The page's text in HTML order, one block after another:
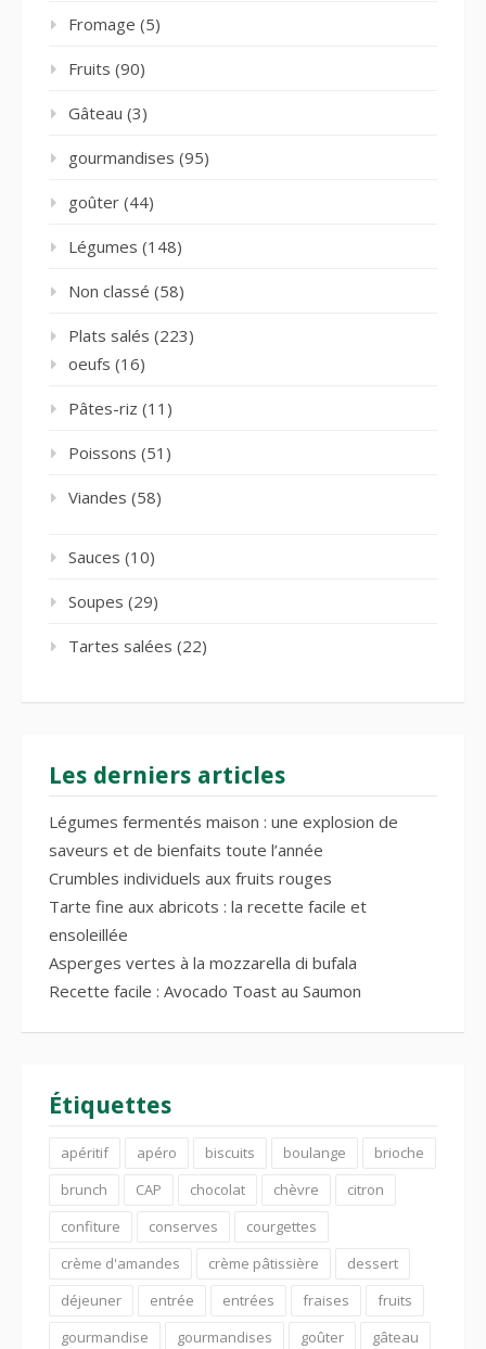
Fromage (5)
Fruits (90)
Gâteau (3)
gourmandises (95)
goûter (44)
Légumes (148)
Non classé (58)
Plats salés (223)
oeufs (16)
Pâtes-riz (11)
Poissons (51)
Viandes (58)
Sauces (10)
Soupes (29)
Tartes salées (22)
Les derniers articles
Légumes fermentés maison : une explosion de
saveurs et de bienfaits toute l’année
Crumbles individuels aux fruits rouges
Tarte fine aux abricots : la recette facile et
ensoleillée
Asperges vertes à la mozzarella di bufala
Recette facile : Avocado Toast au Saumon
Étiquettes
apéritif apéro biscuits boulange
brioche
brunch
CAP chocolat chèvre
citron
confiture
conserves
courgettes
crème d'amandes
crème pâtissière
dessert
déjeuner
entrée entrées fraises
fruits
gourmandise
gourmandises goûter gâteau